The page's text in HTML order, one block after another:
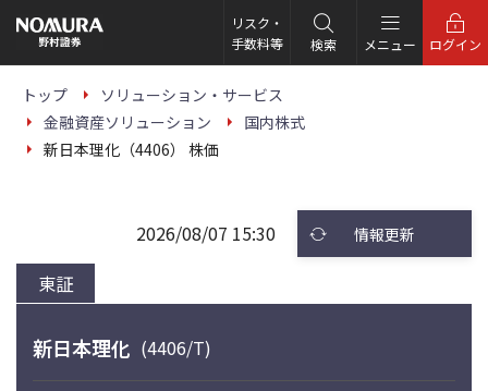
の
ー
リスク・
手数料等
検索 メニュー ログイン
トップ
ソリューション・サービス
金融資産ソリューション
国内株式
新日本理化（4406） 株価
東証
2026/08/07 15:30 情報更新
新日本理化 (4406/T)